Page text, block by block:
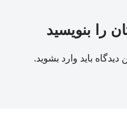
را بنویسید
باید وارد بشوید.